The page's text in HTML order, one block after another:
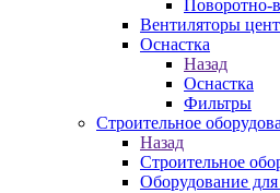
Поворотно-
Вентиляторы
Оснастка
Назад
Оснастка
Фильтры
Строительное
Назад
Строительное
Оборудование